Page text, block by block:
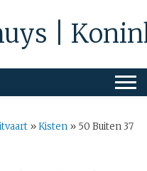
|
»Kisten » 50 Buiten 37